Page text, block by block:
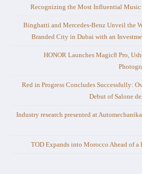
Recognizing the Most Influential Music
Binghatti and Mercedes-Benz Unveil the
Branded City in Dubai with an
HONOR Launches Magic8 Pro,
Red in Progress Concludes Successfully:
Debut of Salone
Industry research presented at
TOD Expands into Morocco Ahead of a